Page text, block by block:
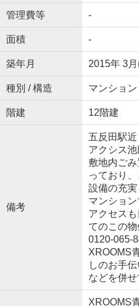
管理費等 -
面積 -
築年月 2015年 3
種別 / 構造 マンショ
階建 12階建
備考
五反田駅
アクシス
敷地内ご
っており
設備の充
マンショ
アクセス
てのこの物
0120-065-
XROOMS
しのお手
などを併せ
XROOMS